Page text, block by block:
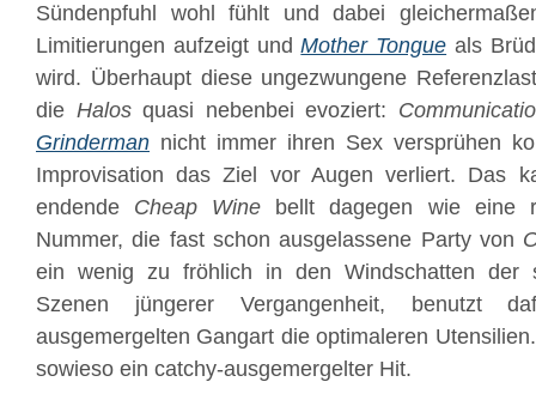
Sündenpfuhl wohl fühlt und dabei
Limitierungen aufzeigt undMother Tongue als
wird. Überhaupt diese ungezwungene
die Halosquasi nebenbei evoziert:
Grinderman nicht immer ihren Sex versprühen
Improvisation das Ziel vor Augen verliert. Das
endende Cheap Wine bellt dagegen wie eine
Nummer, die fast schon ausgelassene Party von
ein wenig zu fröhlich in den Windschatten der
Szenen jüngerer Vergangenheit, benutzt
ausgemergelten Gangart die optimaleren
sowieso ein catchy-ausgemergelter Hit.